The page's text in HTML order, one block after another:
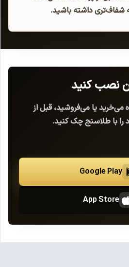
شفاف‌تری داشته باشید.
نصب کنید
می‌خرید یا می‌فروشید، قبل از
را با طلاسنج چک کنید.
Google Play
App Store